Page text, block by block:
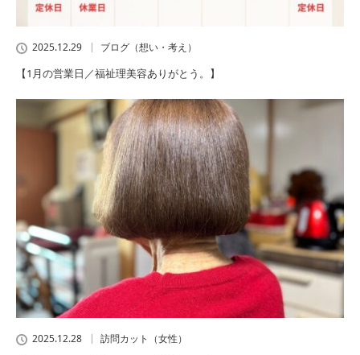
2025.12.29 ブログ（想い・考え）
【1月の営業日／福祉理美容ありがとう。】
2025.12.28 訪問カット（女性）